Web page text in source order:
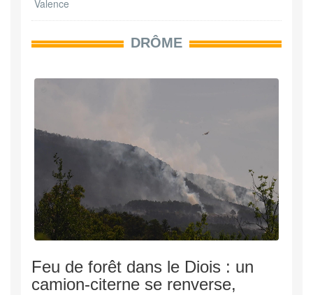
DRÔME
Feu de forêt dans le Diois : un
camion-citerne se renverse,